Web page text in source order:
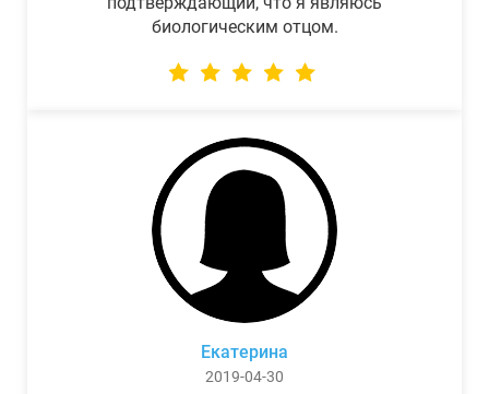
биологическим отцом.
Екатерина
2019-04-30